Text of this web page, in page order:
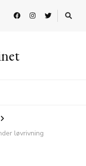
løvrivning